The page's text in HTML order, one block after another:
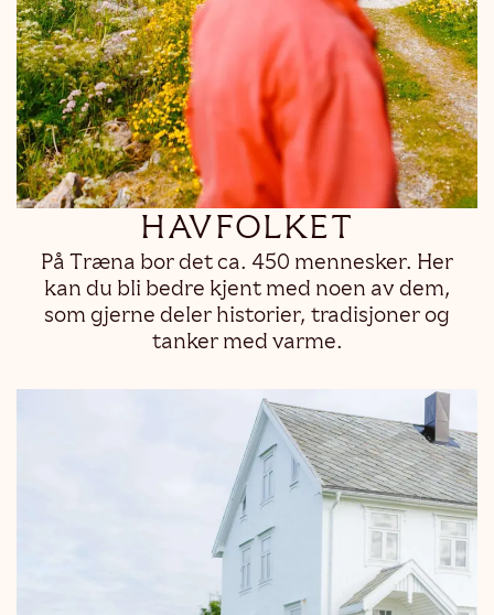
HAVFOLKET
På Træna bor det ca. 450 mennesker. Her
kan du bli bedre kjent med noen av dem,
som gjerne deler historier, tradisjoner og
tanker med varme.